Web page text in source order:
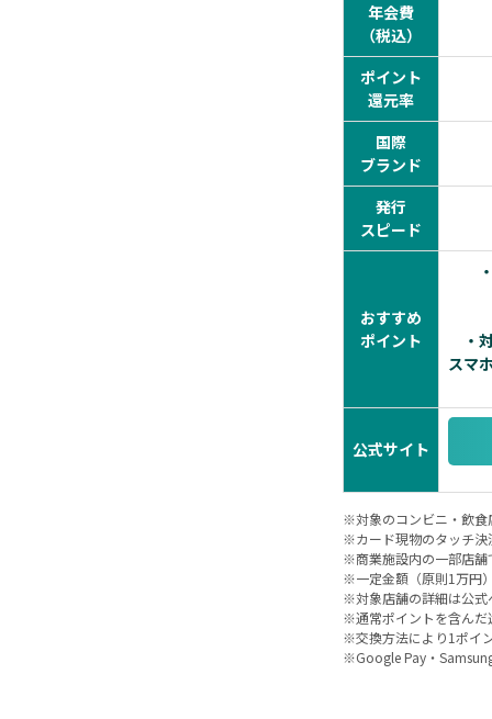
年会費
（税込）
ポイント
還元率
国際
ブランド
発行
スピード
おすすめ
ポイント
・
スマ
公式サイト
※対象のコンビニ・飲食
※カード現物のタッチ決
※商業施設内の一部店舗
※一定金額（原則1万円
※対象店舗の詳細は公式
※通常ポイントを含んだ
※交換方法により1ポイ
※Google Pay・